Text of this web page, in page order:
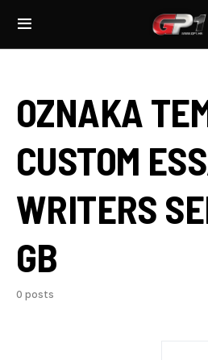
OZNAKA
CUSTOM
WRITERS
GB
0 posts